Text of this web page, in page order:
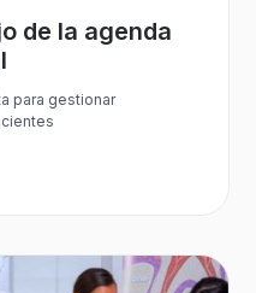
de la agenda
para gestionar